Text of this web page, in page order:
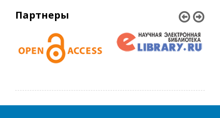
Партнеры